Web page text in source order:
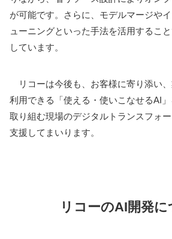
が可能です。さらに、モデルマージや
ューニングといった手法を活用するこ
しています。
リコーは今後も、お客様に寄り添い
利用できる「使える・使いこなせるAI
取り組む現場のデジタルトランスフォ
支援してまいります。
リコーのAI開発に